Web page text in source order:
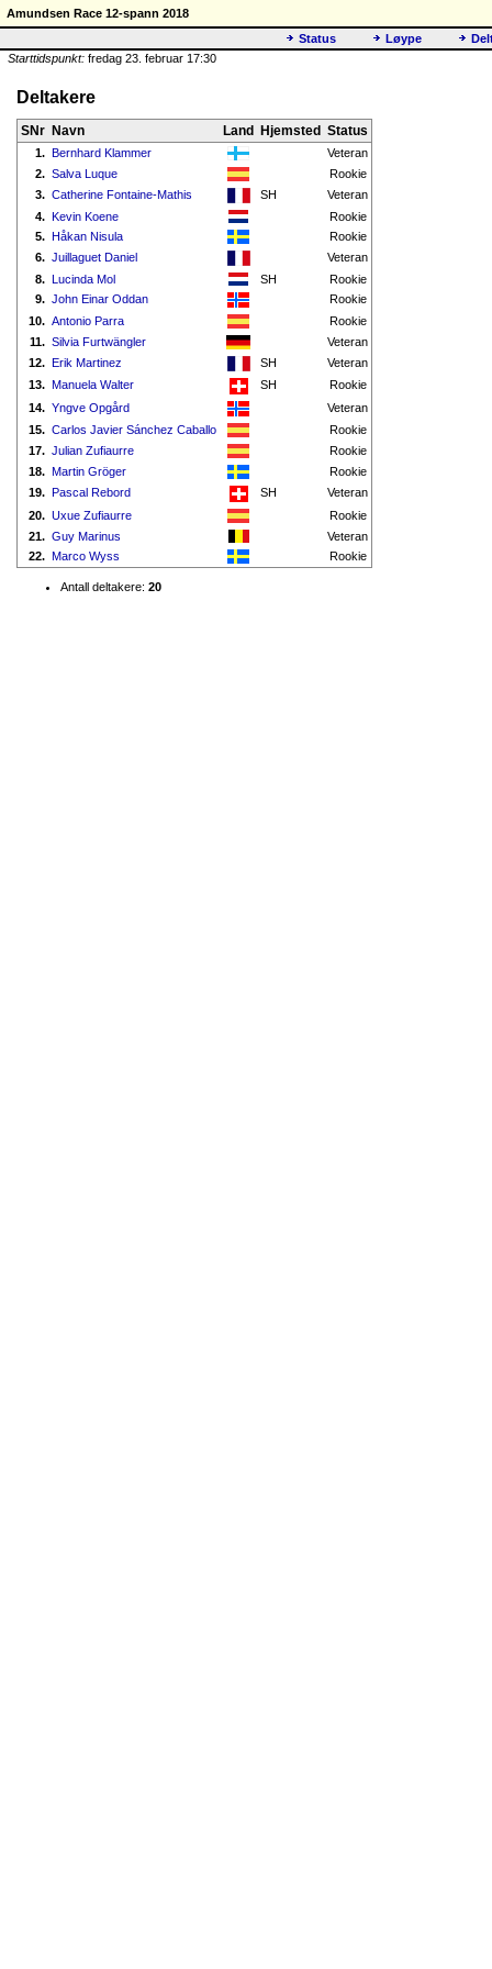
Amundsen Race 12-spann 2018
Status
Løype
Starttidspunkt: fredag 23. februar 17:30
Deltakere
SNr Navn Land Hjemsted Status
1. Bernhard Klammer
Veteran
2. Salva Luque
Rookie
3. Catherine Fontaine-Mathis SH
Veteran
4. Kevin Koene
Rookie
5. Håkan Nisula
Rookie
6. Juillaguet Daniel
Veteran
8. Lucinda Mol SH
Rookie
9. John Einar Oddan
Rookie
10. Antonio Parra
Rookie
11. Silvia Furtwängler
Veteran
12. Erik Martinez SH
Veteran
13. Manuela Walter SH
Rookie
14. Yngve Opgård
Veteran
15. Carlos Javier Sánchez Caballo
Rookie
17. Julian Zufiaurre
Rookie
18. Martin Gröger
Rookie
19. Pascal Rebord SH
Veteran
20. Uxue Zufiaurre
Rookie
21. Guy Marinus
Veteran
22. Marco Wyss Rookie
Antall deltakere: 20